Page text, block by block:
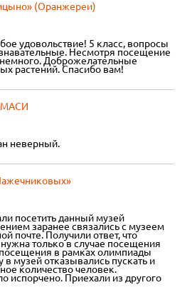
(Оранжереи)
удовольствие! 5 класс, вопросы
Несмотря посещение
Доброжелательные
растений. Спасибо вам!
МАСИ
неверный.
посетить данный музей
заранее связались с музеем
почте. Получили ответ, что
только в случае посещения
в рамках олимпиады
в музей отказывались пускать и
количество человек.
испорчено. Приехали из другого